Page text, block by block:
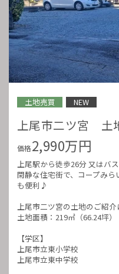
土地売買 NEW
上尾市二ツ宮
価格2,990万円
上尾駅から徒歩26分 又はバ
閑静な住宅街で、コープみ
も便利♪
上尾市二ツ宮の土地のご紹
土地面積：219㎡（66.24坪）
【学区】
上尾市立東小学校
上尾市立東中学校